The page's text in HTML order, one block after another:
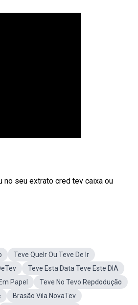
no seu extrato cred tev caixa ou
Teve QueIr Ou Teve De Ir
Teve Esta Data Teve Este DIA
Papel
Teve No Tevo Repdodução
Brasão Vila NovaTev